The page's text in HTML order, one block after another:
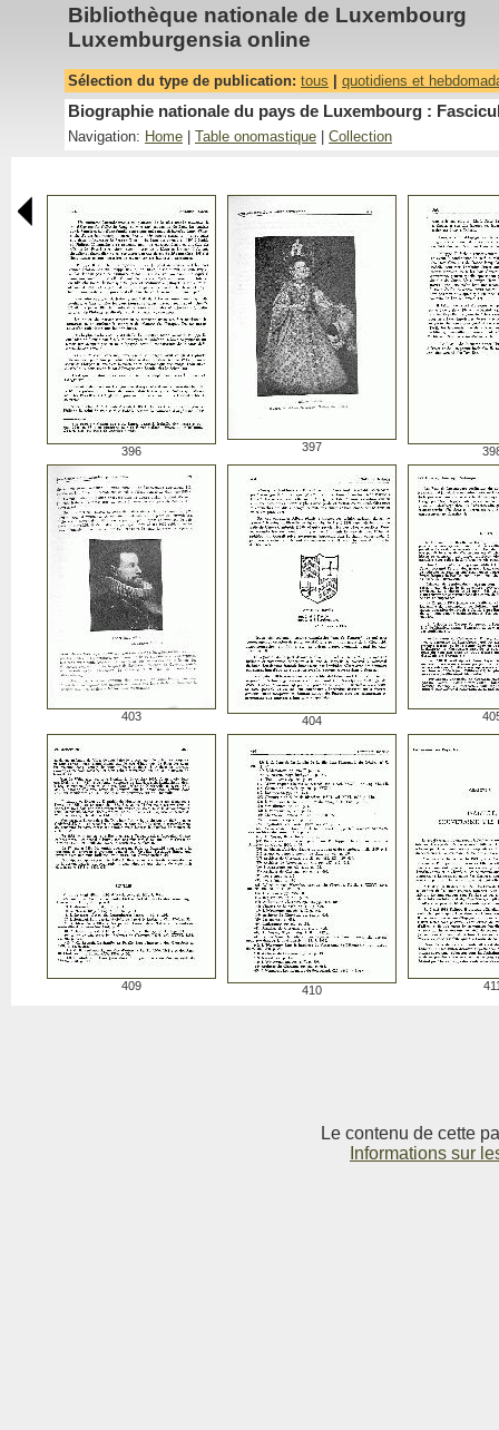
Bibliothèque nationale de Luxembourg
Luxemburgensia online
Sélection du type de publication: tous quotidiens et
Biographie nationale du pays de Luxembourg :
Navigation: Home Table onomastique Collection
396 397
403 404
409 410
Le contenu de cette
Informations sur